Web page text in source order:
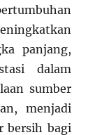
panjang,
dalam
sumber
menjadi
bersih bagi